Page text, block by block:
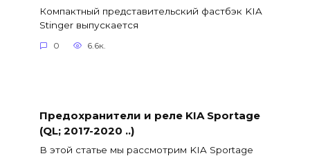
Компактный представительский фастбэк KIA
Stinger выпускается
0 6.6к.
Предохранители и реле KIA Sportage
(QL; 2017-2020 ..)
В этой статье мы рассмотрим KIA Sportage